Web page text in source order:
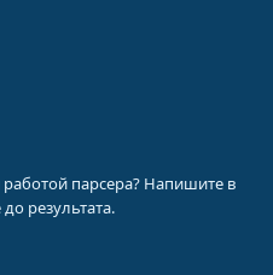
парсера? Напишите в
результата.